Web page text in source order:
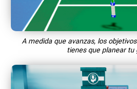
A medida que avanzas, los
tienes que planear tu